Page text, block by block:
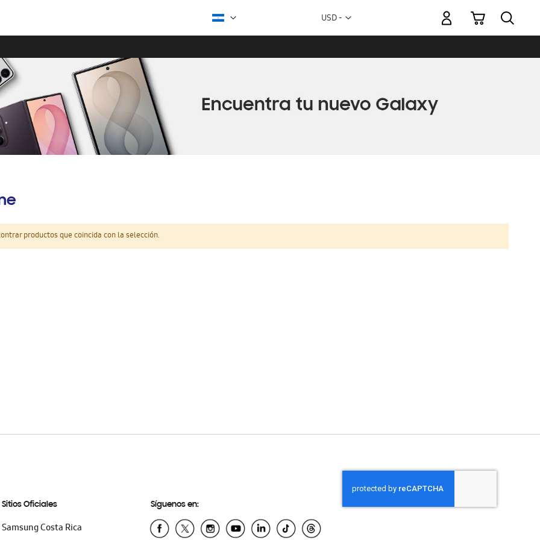
Moneda
USD -
Mi carrito
productos que coincida con la selección.
Sitios Oficiales
Samsung Costa Rica
Síguenos en: